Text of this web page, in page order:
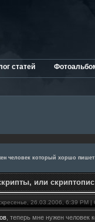
статей
человек который хоршо
или
26.03.2006, 6:39 PM
, теперь мне нужен